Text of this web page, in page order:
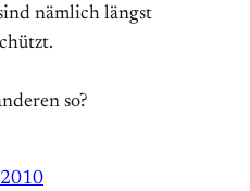
nämlich längst
so?
2010